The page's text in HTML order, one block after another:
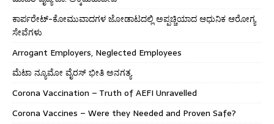
ಕಾರ್ಪರೇಟ್-ಕೋಮುವಾದಗಳ ಜೋಡಾಟದಲ್ಲಿ ಅಪ್ಪಚ್ಚಿಯಾದ ಆಧುನಿಕ ಆರೋಗ್ಯ
ಸೇವೆಗಳು
Arrogant Employers, Neglected Employees
ಮೆಟಾ ನ್ಯೂಮೋ ವೈರಸ್ ಭೀತಿ ಅನಗತ್ಯ
Corona Vaccination – Truth of AEFI Unravelled
Corona Vaccines – Were they Needed and Proven Safe?